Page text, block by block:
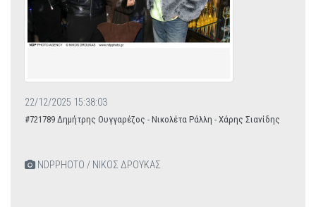
22/12/2025 15:38:03
#721789 Δημήτρης Ουγγαρέζος - Νικολέτα Ράλλη - Χάρης Σιανίδης
NDPPHOTO / ΝΙΚΟΣ ΔΡΟΥΚΑΣ